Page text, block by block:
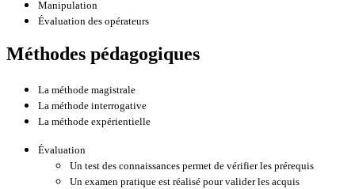
Manipulation
Évaluation des opérateurs
Méthodes pédagogiques
La méthode magistrale
La méthode interrogative
La méthode expérientielle
Évaluation
Un test des connaissances permet de vérifier les prérequis
Un examen pratique est réalisé pour valider les acquis